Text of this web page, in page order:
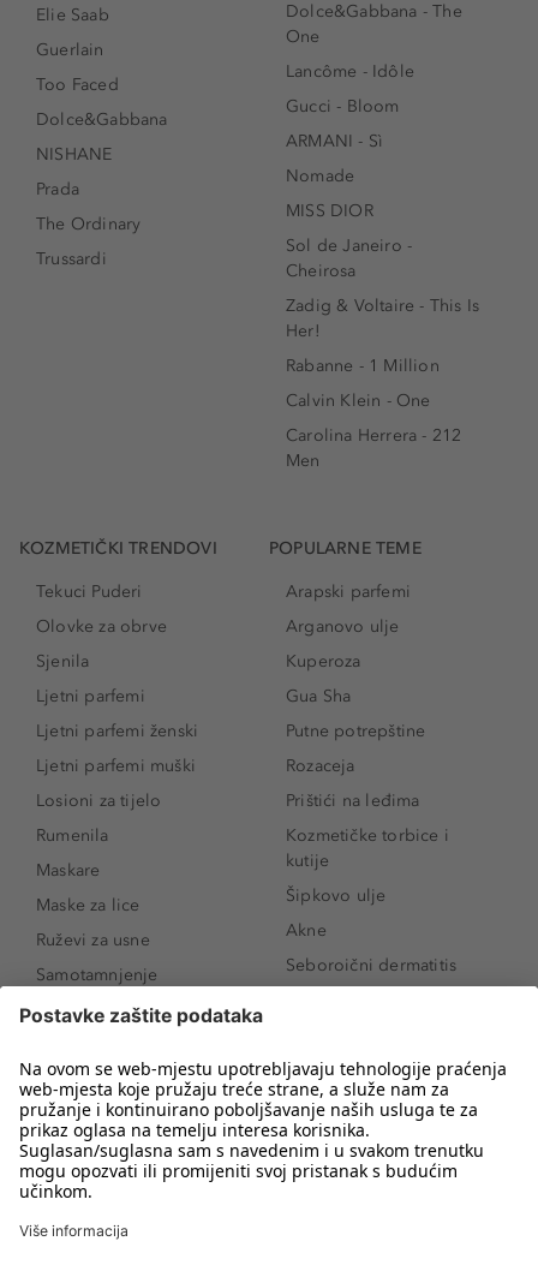
Elie Saab
Guerlain
Too Faced
Dolce&Gabbana
NISHANE
Prada
The Ordinary
Trussardi
Dolce&Gabbana - The
One
Lancôme - Idôle
Gucci - Bloom
ARMANI - Sì
Nomade
MISS DIOR
Sol de Janeiro -
Cheirosa
Zadig & Voltaire - This Is
Her!
Rabanne - 1 Million
Calvin Klein - One
Carolina Herrera - 212
Men
KOZMETIČKI TRENDOVI
Tekuci Puderi
Olovke za obrve
Sjenila
Ljetni parfemi
Ljetni parfemi ženski
Ljetni parfemi muški
Losioni za tijelo
Rumenila
Maskare
Maske za lice
Ruževi za usne
Samotamnjenje
Puderi
Proizvodi za obrve
Sunce i zaštita
Serumi za lice
Proizvodi za čišćenje lica
POPULARNE TEME
Arapski parfemi
Arganovo ulje
Kuperoza
Gua Sha
Putne potrepštine
Rozaceja
Prištići na leđima
Kozmetičke torbice i
kutije
Šipkovo ulje
Akne
Seboroični dermatitis
Novo
Koji mi parfem
odgovara?
Kako našminkati oči da